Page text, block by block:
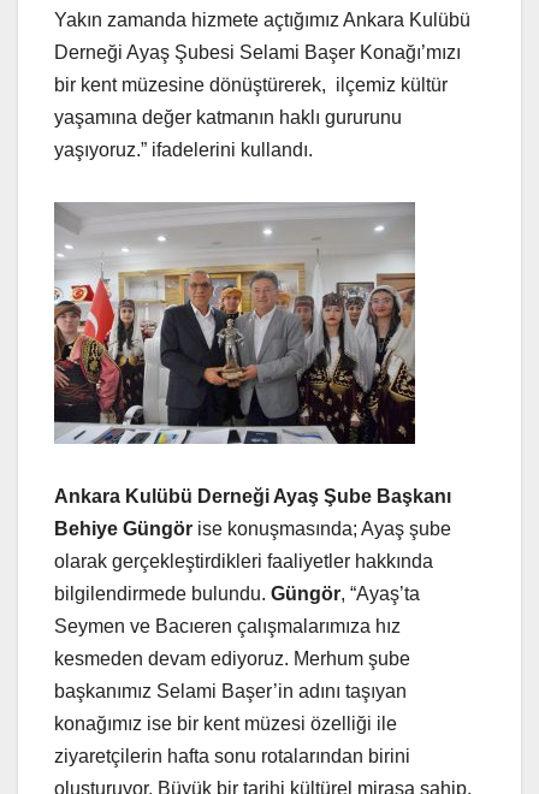
Yakın zamanda hizmete açtığımız Ankara Kulübü
Derneği Ayaş Şubesi Selami Başer Konağı’mızı
bir kent müzesine dönüştürerek, ilçemiz kültür
yaşamına değer katmanın haklı gururunu
yaşıyoruz.” ifadelerini kullandı.
Ankara Kulübü Derneği Ayaş Şube Başkanı
Behiye Güngör ise konuşmasında; Ayaş şube
olarak gerçekleştirdikleri faaliyetler hakkında
bilgilendirmede bulundu. Güngör, “Ayaş’ta
Seymen ve Bacıeren çalışmalarımıza hız
kesmeden devam ediyoruz. Merhum şube
başkanımız Selami Başer’in adını taşıyan
konağımız ise bir kent müzesi özelliği ile
ziyaretçilerin hafta sonu rotalarından birini
oluşturuyor. Büyük bir tarihi kültürel mirasa sahip,